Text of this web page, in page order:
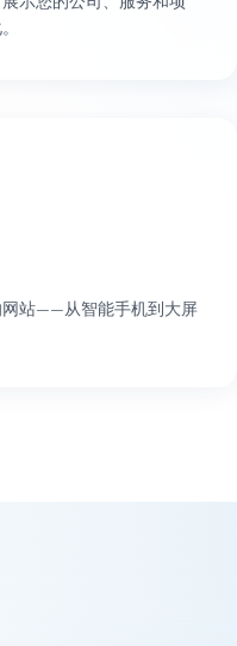
站——从智能手机到大屏